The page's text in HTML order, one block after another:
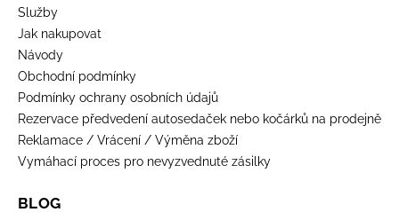
Služby
Jak nakupovat
Návody
Obchodní podmínky
Podmínky ochrany osobních údajů
Rezervace předvedení autosedaček nebo kočárků na prodejně
Reklamace / Vrácení / Výměna zboží
Vymáhací proces pro nevyzvednuté zásilky
BLOG